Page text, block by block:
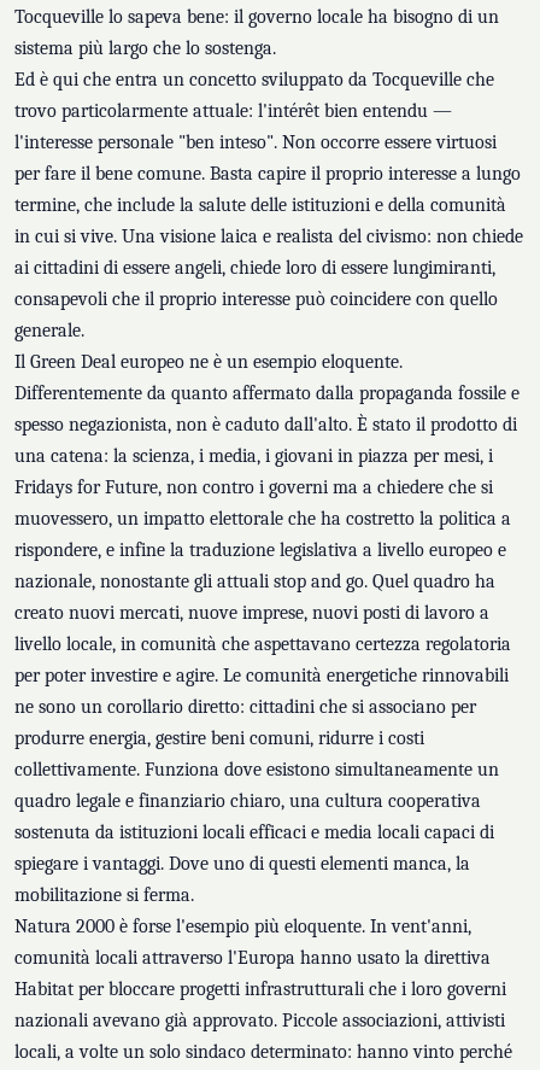
Tocqueville lo sapeva bene: il governo locale ha bisogno di un
sistema più largo che lo sostenga.
Ed è qui che entra un concetto sviluppato da Tocqueville che
trovo particolarmente attuale: l'intérêt bien entendu —
l'interesse personale "ben inteso". Non occorre essere virtuosi
per fare il bene comune. Basta capire il proprio interesse a lungo
termine, che include la salute delle istituzioni e della comunità
in cui si vive. Una visione laica e realista del civismo: non chiede
ai cittadini di essere angeli, chiede loro di essere lungimiranti,
consapevoli che il proprio interesse può coincidere con quello
generale.
Il Green Deal europeo ne è un esempio eloquente.
Differentemente da quanto affermato dalla propaganda fossile e
spesso negazionista, non è caduto dall'alto. È stato il prodotto di
una catena: la scienza, i media, i giovani in piazza per mesi, i
Fridays for Future, non contro i governi ma a chiedere che si
muovessero, un impatto elettorale che ha costretto la politica a
rispondere, e infine la traduzione legislativa a livello europeo e
nazionale, nonostante gli attuali stop and go. Quel quadro ha
creato nuovi mercati, nuove imprese, nuovi posti di lavoro a
livello locale, in comunità che aspettavano certezza regolatoria
per poter investire e agire. Le comunità energetiche rinnovabili
ne sono un corollario diretto: cittadini che si associano per
produrre energia, gestire beni comuni, ridurre i costi
collettivamente. Funziona dove esistono simultaneamente un
quadro legale e finanziario chiaro, una cultura cooperativa
sostenuta da istituzioni locali efficaci e media locali capaci di
spiegare i vantaggi. Dove uno di questi elementi manca, la
mobilitazione si ferma.
Natura 2000 è forse l'esempio più eloquente. In vent'anni,
comunità locali attraverso l'Europa hanno usato la direttiva
Habitat per bloccare progetti infrastrutturali che i loro governi
nazionali avevano già approvato. Piccole associazioni, attivisti
locali, a volte un solo sindaco determinato: hanno vinto perché